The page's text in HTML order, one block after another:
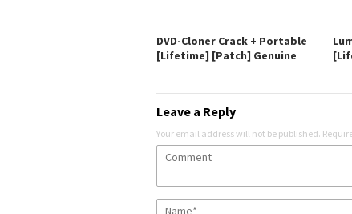
DVD-Cloner Crack + Portable
[Lifetime] [Patch] Genuine
Leave a Reply
Your email address will not be published.